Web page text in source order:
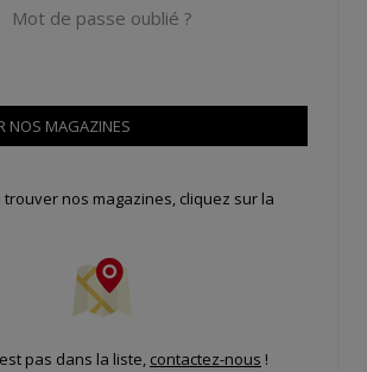
Mot de passe oublié ?
NOS MAGAZINES
nos magazines, cliquez sur la
pas dans la liste, contactez-nous !